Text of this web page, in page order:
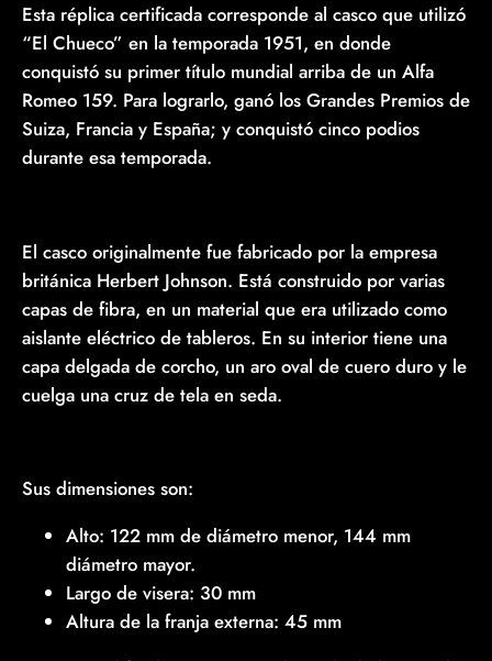
Esta réplica certificada corresponde al casco que utilizó
“El Chueco” en la temporada 1951, en donde
conquistó su primer título mundial arriba de un Alfa
Romeo 159. Para lograrlo, ganó los Grandes Premios de
Suiza, Francia y España; y conquistó cinco podios
durante esa temporada.
El casco originalmente fue fabricado por la empresa
británica Herbert Johnson. Está construido por varias
capas de fibra, en un material que era utilizado como
aislante eléctrico de tableros. En su interior tiene una
capa delgada de corcho, un aro oval de cuero duro y le
cuelga una cruz de tela en seda.
Sus dimensiones son:
Alto: 122 mm de diámetro menor, 144 mm
diámetro mayor.
Largo de visera: 30 mm
Altura de la franja externa: 45 mm